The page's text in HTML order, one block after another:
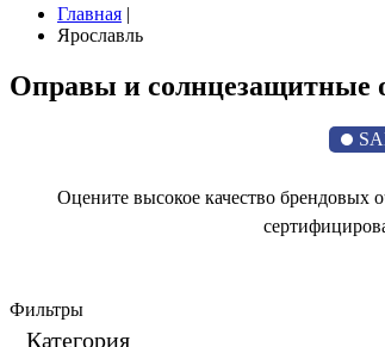
Главная |
Ярославль
Оправы и солнцезащитные
Оцените высокое качество брендовых
Фильтры
Категория